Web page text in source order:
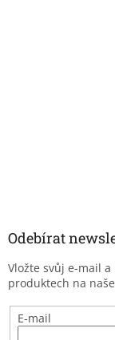
Odebírat
Vložte svůj e-mail
produktech na
E-mail